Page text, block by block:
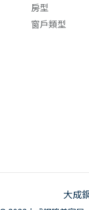
房型
窗戶類型
大成